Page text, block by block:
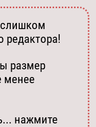
редактора!
размер
менее
нажмите